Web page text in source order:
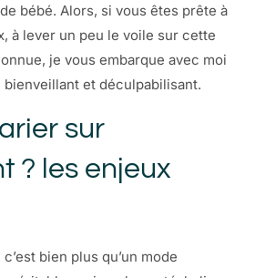
bébé. Alors, si vous êtes prête à
à lever un peu le voile sur cette
je vous embarque avec moi
bienveillant et déculpabilisant.
sur
? les enjeux
bien plus qu’un mode